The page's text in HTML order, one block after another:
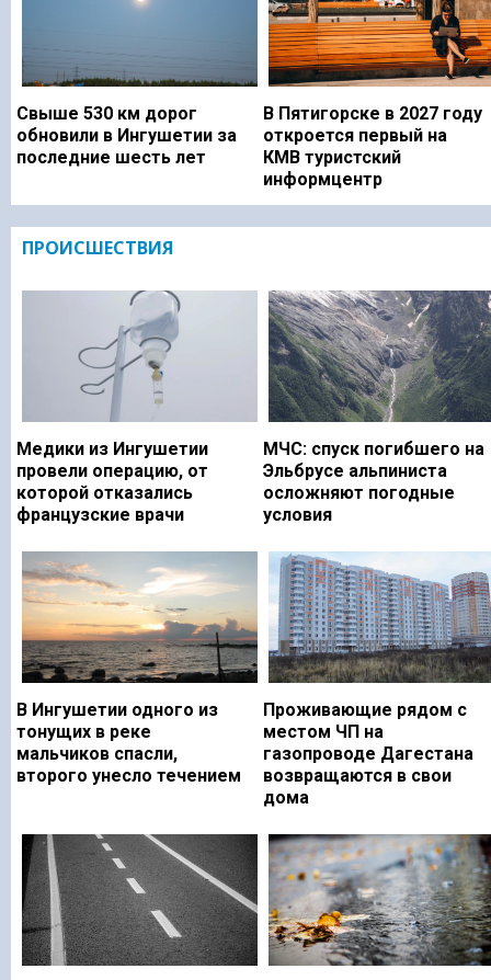
Свыше 530 км дорог
обновили в Ингушетии за
последние шесть лет
В Пятигорске в 2027 году
откроется первый на
КМВ туристский
информцентр
ПРОИСШЕСТВИЯ
Медики из Ингушетии
провели операцию, от
которой отказались
французские врачи
МЧС: спуск погибшего на
Эльбрусе альпиниста
осложняют погодные
условия
В Ингушетии одного из
тонущих в реке
мальчиков спасли,
второго унесло течением
Проживающие рядом с
местом ЧП на
газопроводе Дагестана
возвращаются в свои
дома